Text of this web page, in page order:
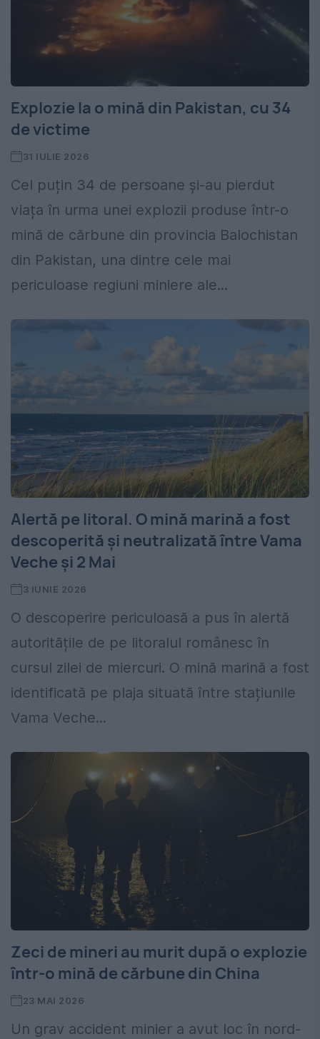
Explozie la o mină din Pakistan, cu 34
de victime
31 IULIE 2026
Cel puțin 34 de persoane și-au pierdut
viața în urma unei explozii produse într-o
mină de cărbune din provincia Balochistan
din Pakistan, una dintre cele mai
periculoase regiuni miniere ale...
Alertă pe litoral. O mină marină a fost
descoperită și neutralizată între Vama
Veche și 2 Mai
3 IUNIE 2026
O descoperire periculoasă a pus în alertă
autoritățile de pe litoralul românesc în
cursul zilei de miercuri. O mină marină a fost
identificată pe plaja situată între stațiunile
Vama Veche...
Zeci de mineri au murit după o explozie
într-o mină de cărbune din China
23 MAI 2026
Un grav accident minier a avut loc în nord-